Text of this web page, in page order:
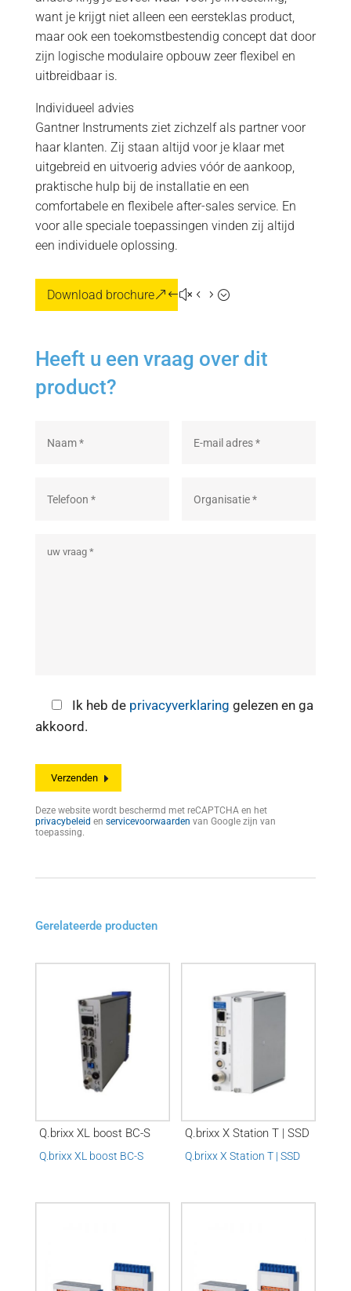
want je krijgt niet alleen een eersteklas product,
maar ook een toekomstbestendig concept dat door
zijn logische modulaire opbouw zeer flexibel en
uitbreidbaar is.
Individueel advies
Gantner Instruments ziet zichzelf als partner voor
haar klanten. Zij staan altijd voor je klaar met
uitgebreid en uitvoerig advies vóór de aankoop,
praktische hulp bij de installatie en een
comfortabele en flexibele after-sales service. En
voor alle speciale toepassingen vinden zij altijd
een individuele oplossing.
Download brochure
Heeft u een vraag over dit
product?
Ik heb de privacyverklaring gelezen en ga
akkoord.
Deze website wordt beschermd met reCAPTCHA en het
privacybeleid en servicevoorwaarden van Google zijn van
toepassing.
Gerelateerde producten
Q.brixx XL boost BC-S
Q.brixx XL boost BC-S
Q.brixx X Station T | SSD
Q.brixx X Station T | SSD